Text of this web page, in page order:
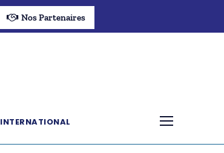
Nos Partenaires
INTERNATIONAL